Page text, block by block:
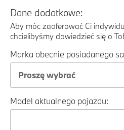
Dane dodatkowe:
Aby móc zaoferować Ci
chcielibyśmy dowiedzieć się o
Marka obecnie posiadanego
Proszę wybrać
Model aktualnego pojazdu: